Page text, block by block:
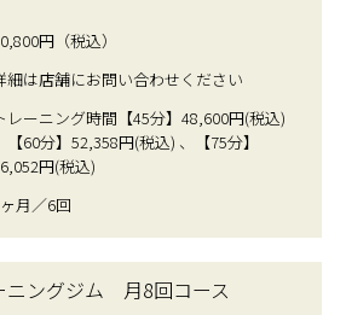
円（税込）
細は店舗にお問い合わせください
レーニング時間【45分】48,600円(税込)
【60分】52,358円(税込) 、【75分】
円(税込)
月／6回
ニングジム 月8回コース